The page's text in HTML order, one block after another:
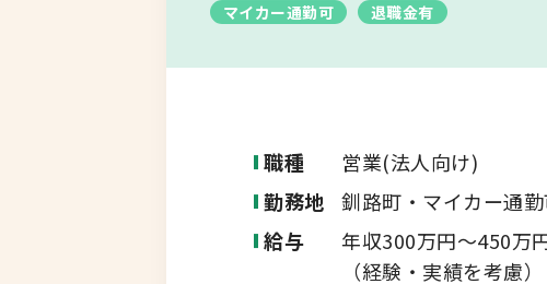
マイカー通勤可
退職金有
職種
営業(法人向け)
勤務地
釧路町・マイカー通
給与
年収300万円～450万
（経験・実績を考慮）